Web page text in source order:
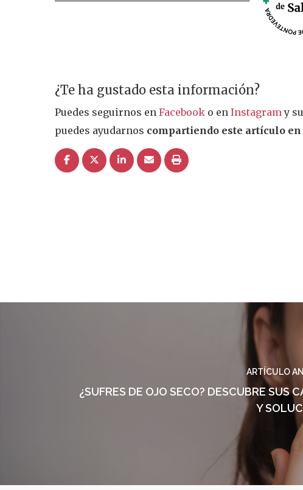
¿Te ha gustado esta información?
Puedes seguirnos enFacebook o enInstagram y
puedes ayudarnos compartiendo este artículo en
ARTÍCULO
¿SUFRES DE OJO SECO? DESCUBRE SUS
Y